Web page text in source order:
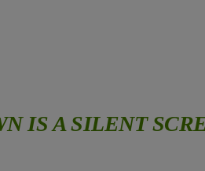
IS A SILENT